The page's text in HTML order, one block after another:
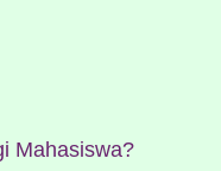
Mahasiswa?